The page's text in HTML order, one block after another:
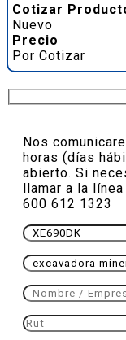
Cotizar
Nuevo
Precio
Por Cotizar
Nos
horas (días
abierto. Si
llamar a la
600 612 1323